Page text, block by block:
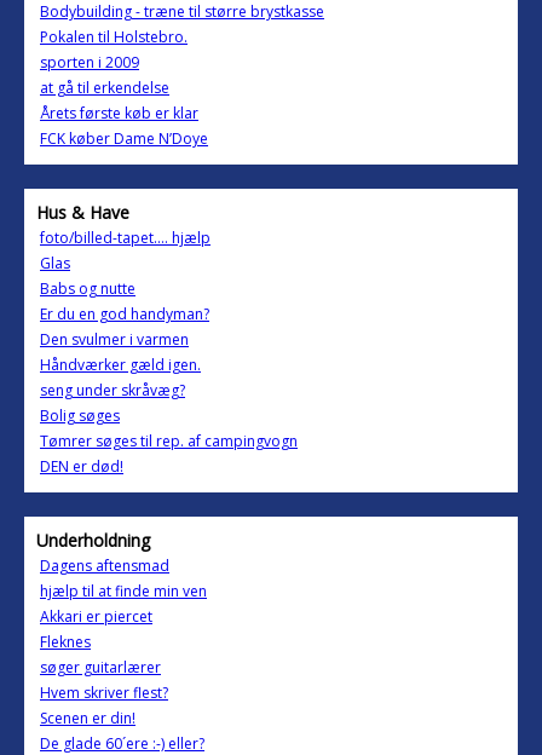
Bodybuilding - træne til større brystkasse
Pokalen til Holstebro.
sporten i 2009
at gå til erkendelse
Årets første køb er klar
FCK køber Dame N’Doye
Hus & Have
foto/billed-tapet.... hjælp
Glas
Babs og nutte
Er du en god handyman?
Den svulmer i varmen
Håndværker gæld igen.
seng under skråvæg?
Bolig søges
Tømrer søges til rep. af campingvogn
DEN er død!
Underholdning
Dagens aftensmad
hjælp til at finde min ven
Akkari er piercet
Fleknes
søger guitarlærer
Hvem skriver flest?
Scenen er din!
De glade 60´ere :-) eller?